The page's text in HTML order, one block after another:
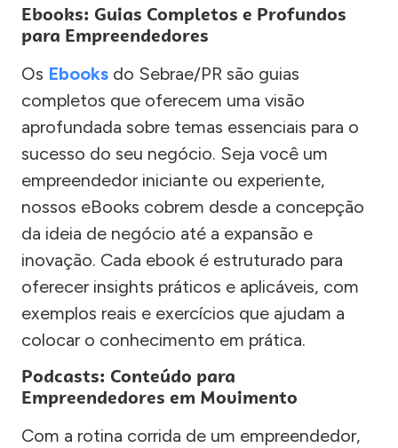
Ebooks: Guias Completos e Profundos
para Empreendedores
Os Ebooks do Sebrae/PR são guias
completos que oferecem uma visão
aprofundada sobre temas essenciais para o
sucesso do seu negócio. Seja você um
empreendedor iniciante ou experiente,
nossos eBooks cobrem desde a concepção
da ideia de negócio até a expansão e
inovação. Cada ebook é estruturado para
oferecer insights práticos e aplicáveis, com
exemplos reais e exercícios que ajudam a
colocar o conhecimento em prática.
Podcasts: Conteúdo para
Empreendedores em Movimento
Com a rotina corrida de um empreendedor,